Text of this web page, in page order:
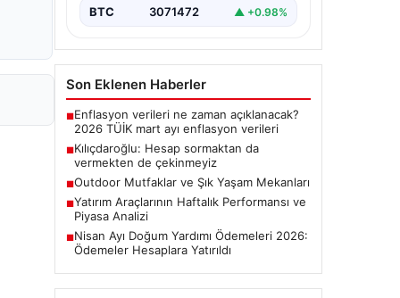
BTC 3071472 ▲ +0.98%
Son Eklenen Haberler
■Enflasyon verileri ne zaman açıklanacak?
2026 TÜİK mart ayı enflasyon verileri
■Kılıçdaroğlu: Hesap sormaktan da
vermekten de çekinmeyiz
■Outdoor Mutfaklar ve Şık Yaşam Mekanları
■Yatırım Araçlarının Haftalık Performansı ve
Piyasa Analizi
■Nisan Ayı Doğum Yardımı Ödemeleri 2026:
Ödemeler Hesaplara Yatırıldı